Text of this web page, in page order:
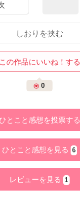
しおりを挟む
この作品にいいね！する
0
とこと感想を投票する
ひとこと感想を見る 6
レビューを見る 1